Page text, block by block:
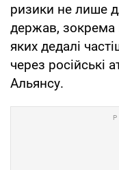
ризики не лише
держав, зокрема
яких дедалі
через російські
Альянсу.